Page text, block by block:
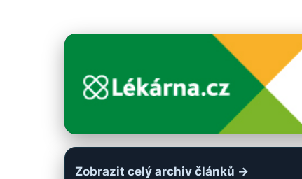
Zobrazit celý archiv článků →